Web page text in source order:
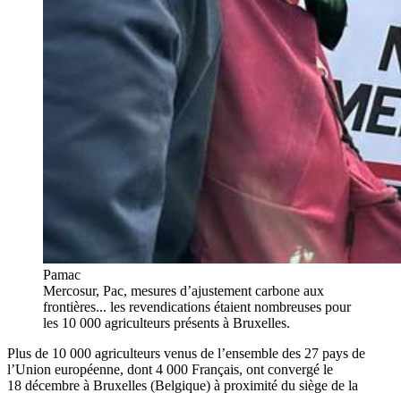
Pamac
Mercosur, Pac, mesures d’ajustement carbone aux
frontières... les revendications étaient nombreuses pour
les 10 000 agriculteurs présents à Bruxelles.
Plus de 10 000 agriculteurs venus de l’ensemble des 27 pays de
l’Union européenne, dont 4 000 Français, ont convergé le
18 décembre à Bruxelles (Belgique) à proximité du siège de la